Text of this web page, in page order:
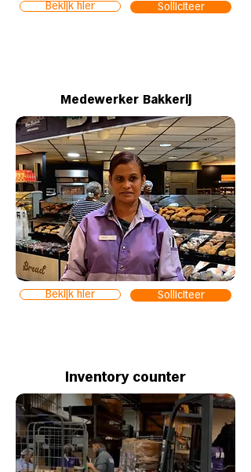
Bekijk hier Solliciteer
Medewerker Bakkerij
Bekijk hier Solliciteer
Inventory counter